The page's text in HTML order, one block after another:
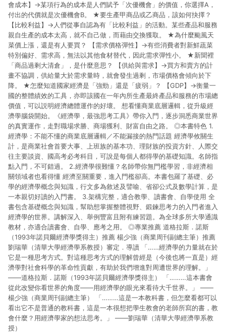
會成本】→某項行為的成本是人們賦予「次優機會」的價值，你選擇A，
付出的代價就是次優機會B。 ★要生產甲商品或乙商品，該如何抉擇？
【比較利益】→人們從事自認為有「比較利益」的活動。某些產品和服務
親自生產的成本太高，就不自己做，而藉由交換獲取。 ★為什麼颱風天
菜價上漲，還是有人要買？ 【需求價格彈性】→有些消費者對新鮮蔬菜
特別偏好、需求高，無法以其他食材替代，因此需求彈性小。 ★新聞裡
「商品過剩大清倉」，是什麼意思？ 【供給與需求】→買方和賣方的計
畫不協調，供給量大於需求量時，就會發生過剩，市場價格會傾向於下
降。 ★怎麼知道國家經濟是「強勁」還是「疲弱」？ 【GDP】→衡量一
國的整體績效的工具，亦即該國在一年內所生產最終產品和服務的市場總
價值，可以説明經濟總體運作的好壞。 想看懂商業底層邏輯，從升級經
濟學腦袋開始。《經濟學，最強思考工具》帶你入門，逐步洞悉商業世界
的真實運作，走對職場求勝、商場獲利、財富自由之路。 ◎本書特色 1.
經濟學：不能不懂的商業底層邏輯／不能漏接的熱門話題 經濟學攸關生
計，是商業社會首要大事、上班族的基本功、理財族的投資方針、人際交
往主要談資、國高考必考科目，可說是每個人都得學的基礎知識。名師指
點入門，不可錯過。 2.經濟學很難懂？名師帶你無門檻學習，非經濟相
關領域者也看得懂 經濟至關重要，進入門檻卻高。本書包羅了基礎、必
學的經濟學概念與知識，行文多為敘述及譬喻、省卻公式及數學計算，是
一本親切好讀的入門書。 3.架構完整，適合教學、讀書會、自學使用 全
書包含基礎概念與知識，幫助想掌握整體視野、鍛鍊思考力的入門者進入
經濟學的世界。講解深入、舉例豐富且附有練習題。為全球多所大學通識
教材，亦適合讀書會、自學、應考之用。 ◎專業推薦 道格拉斯．諾斯
（1993年諾貝爾經濟學獎得主）推薦 楊少強（商業周刊副總主筆）推薦
劉瑞華（清華大學經濟學系教授）審定．導讀 「……經濟學的力量就在於
它是一種思考方式。對這種思考方式的理解曾經是（今後也將一直是）經
濟學對社會科學的革命性貢獻，有助於我們增進對周遭世界的理解。」
——道格拉斯．諾斯（1993年諾貝爾經濟學獎得主） 「………這本書會
從此改變你看世界的角度——用經濟學的眼光來看待大千世界。」 ——
楊少強（商業周刊副總主筆） 「………這是一本教科書，但怎麼看都可以
看出它不是普通的教科書，這是一本很想把學生教會的老師所寫的書，教
會什麼？用經濟學家的想法思考。」 ——劉瑞華（清華大學經濟學系教
授）